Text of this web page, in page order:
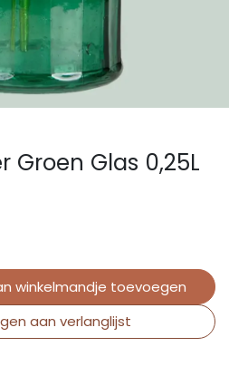
Groen Glas 0,25L
winkelmandje toevoegen
aan verlanglijst